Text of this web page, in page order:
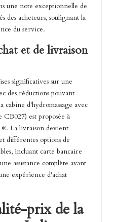
une note exceptionnelle de
des acheteurs, soulignant la
du service.
et de livraison
significatives sur une
des réductions pouvant
d'hydromassage avec
est proposée à
€. La livraison devient
différentes options de
incluant carte bancaire
assistance complète avant
expérience d'achat
prix de la